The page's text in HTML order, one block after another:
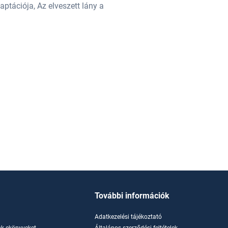
Az elveszett lány a
További információk
Adatkezelési tájékoztató